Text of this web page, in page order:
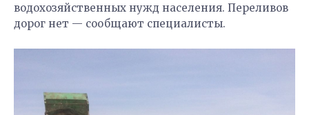
водохозяйственных нужд населения. Переливов
дорог нет — сообщают специалисты.